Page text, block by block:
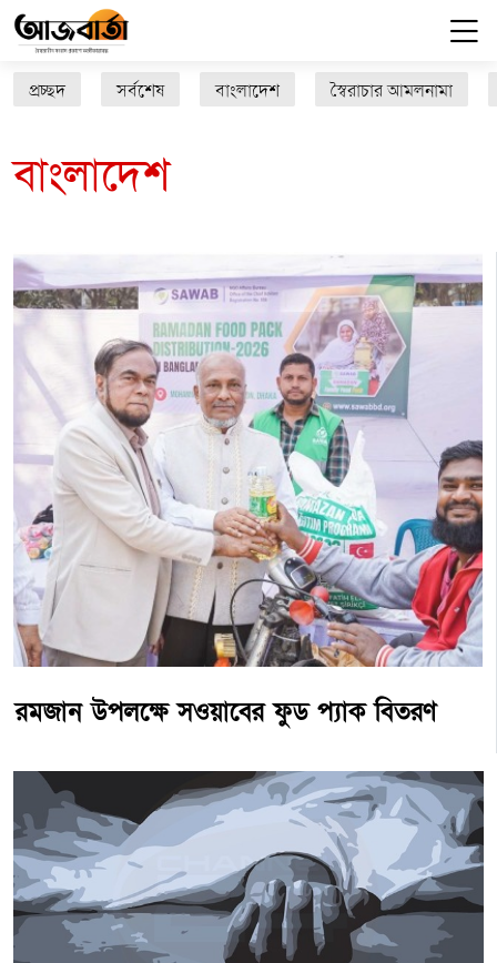
প্রচ্ছদ সর্বশেষ বাংলাদেশ স্বৈরাচার আমলনামা
বাংলাদেশ
রমজান উপলক্ষে সওয়াবের ফুড প্যাক বিতরণ